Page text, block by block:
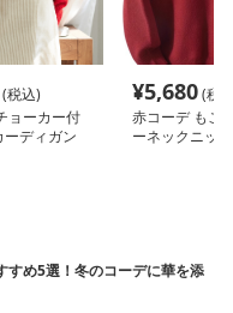
(税込)
ョーカー付
ーディガン
¥5,680(税
赤コーデ もこ
ーネックニット
すめ5選！冬のコーデに華を添